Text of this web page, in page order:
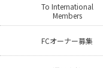
To International
Members
FCオーナー募集